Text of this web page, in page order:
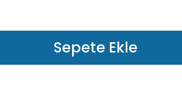
Sepete Ekle